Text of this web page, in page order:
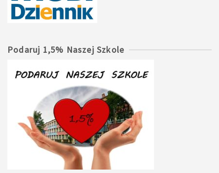
Podaruj 1,5% Naszej Szkole